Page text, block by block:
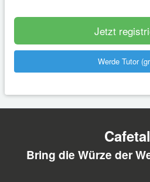
Jetzt
Werde Tutor
Bring die Würze der